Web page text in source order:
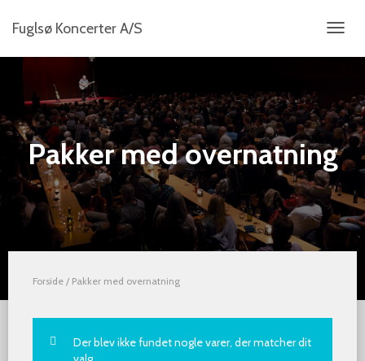
Fuglsø Koncerter A/S
Pakker med overnatning
Forside / Pakker med overnatning
Der blev ikke fundet nogle varer, der matcher dit